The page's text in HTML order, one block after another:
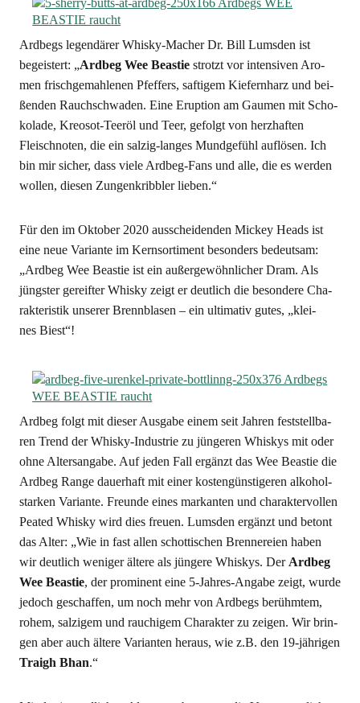
Ard­be­gs legen­dä­rer Whis­ky-Macher Dr. Bill Lums­den ist
begeis­tert: „Ard­beg Wee Beas­tiestrotzt vor inten­si­ven Aro­
men frisch­ge­mah­le­nen Pfef­fers, saf­ti­gem Kie­fern­harz und bei­
ßen­den Rauch­schwa­den. Eine Erup­ti­on am Gau­men mit Scho­
ko­la­de, Kreo­sot-Teer­öl und Teer, gefolgt von herz­haf­ten
Fleisch­no­ten, die ein sal­zig-lan­ges Mund­ge­fühl auf­lö­sen. Ich
bin mir sicher, dass vie­le Ard­beg-Fans und alle, die es wer­den
wol­len, die­sen Zun­gen­kribb­ler lieben.“
Für den im Okto­ber 2020 aus­schei­den­den Mickey Heads ist
eine neue Vari­an­te im Kern­sor­ti­ment beson­ders bedeut­sam:
„Ard­beg Wee Beas­tie ist ein außer­ge­wöhn­li­cher Dram. Als
jüngs­ter gereif­ter Whis­ky zeigt er deut­lich die beson­de­re Cha­
rak­te­ris­tik unse­rer Brenn­bla­sen – ein ulti­ma­tiv gutes, „klei­
nes Biest“!
Ard­beg folgt mit die­ser Aus­ga­be einem seit Jah­ren fest­stell­ba­
ren Trend der Whis­ky-Indus­trie zu jün­ge­ren Whis­kys mit oder
ohne Alters­an­ga­be. Auf jeden Fall ergänzt das Wee Beas­tie die
Ard­beg Ran­ge dau­er­haft mit einer kos­ten­güns­ti­ge­ren alko­hol­
star­ken Vari­an­te. Freun­de eines mar­kan­ten und cha­rak­ter­vol­len
Pea­ted Whis­ky wird dies freu­en. Lums­den ergänzt und betont
das Alter: „Wie in fast allen schot­ti­schen Bren­ne­rei­en haben
wir deut­lich weni­ger älte­re als jün­ge­re Whis­kys. Der Ard­beg
Wee Beas­tie, der pro­mi­nent eine 5‑Jah­res-Anga­be zeigt, wur­de
jedoch geschaf­fen, um noch mehr von Ard­be­gs berühm­tem,
rohem, sal­zi­gem und rau­chi­gem Cha­rak­ter zu zei­gen. Wir brin­
gen aber auch älte­re Vari­an­ten her­aus, wie z.B. den 19-jäh­ri­gen
Traigh Bhan.“